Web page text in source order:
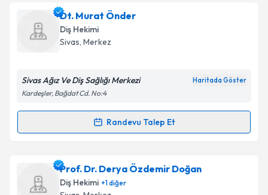
Takvim Talebini Gönder
Dt. Emre Yümüniçin randevu takvimi talebi
oluşturun. Size bu uzmandan randevu almanız için bir
takvim hazırlandığında e-posta ile bilgilendireceğiz.
Kişisel verilerimin işlenmesine ilişkin
Metni'ni okudum ve kişisel verilerimin belirtilen
Takvim Talebini Gönder
Dt. Murat Önder
Diş Hekimi
Sivas, Merkez
Sivas Ağız Ve Diş Sağlığı Merkezi Haritada Göster
Kardeşler, Bağdat Cd. No:4
Randevu Talep Et
Randevu Takvimi Talebi
Dt. Murat Önderiçin randevu takvimi talebi
oluşturun. Size bu uzmandan randevu almanız için bir
takvim hazırlandığında e-posta ile bilgilendireceğiz.
Prof. Dr. Derya Özdemir Doğan
Diş Hekimi +1diğer